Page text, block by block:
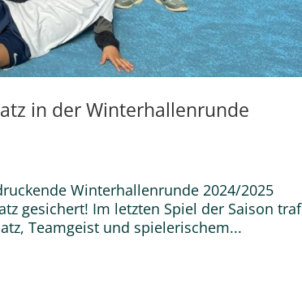
in der Winterhallenrunde
Winterhallenrunde 2024/2025
gesichert! Im letzten Spiel der Saison traf
Teamgeist und spielerischem...